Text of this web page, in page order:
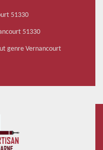
51330
51330
genre Vernancourt